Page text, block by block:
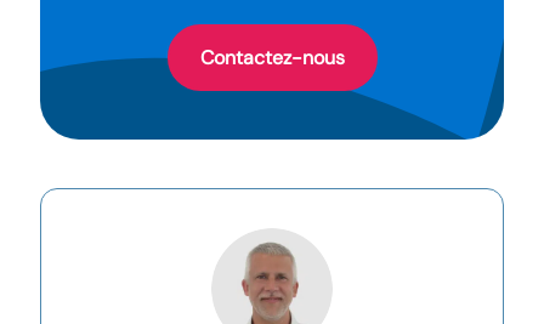
Contactez-nous